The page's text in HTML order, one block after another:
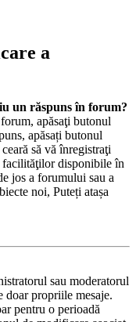
a
un răspuns în forum?
apăsaţi butonul
apăsați butonul
să vă înregistraţi
facilităţilor disponibile în
jos a forumului sau a
noi, Puteți atașa
sau moderatorul
doar propriile mesaje.
pentru o perioadă